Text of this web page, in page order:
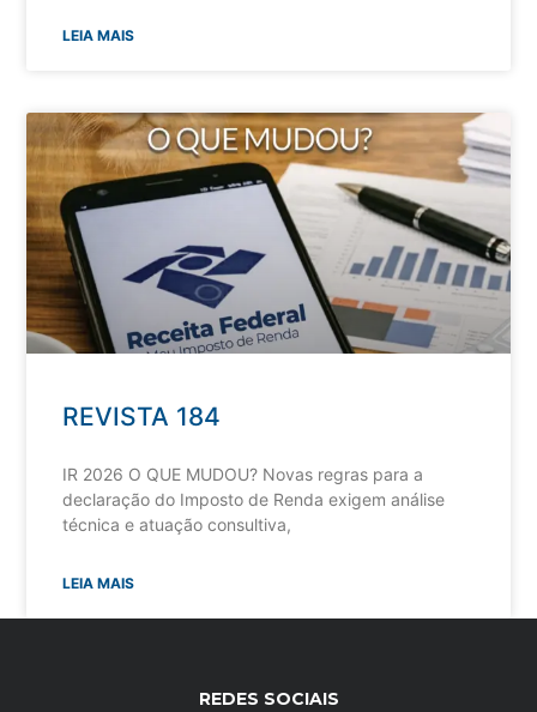
LEIA MAIS
REVISTA 184
IR 2026 O QUE MUDOU? Novas regras para a
declaração do Imposto de Renda exigem análise
técnica e atuação consultiva,
LEIA MAIS
REDES SOCIAIS